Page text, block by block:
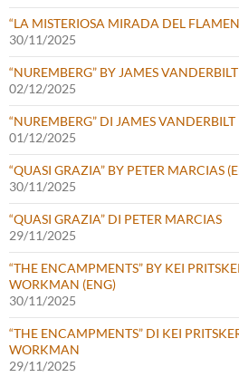
“LA MISTERIOSA MIRADA DEL
30/11/2025
“NUREMBERG” BY JAMES
02/12/2025
“NUREMBERG” DI JAMES VANDERBILT
01/12/2025
“QUASI GRAZIA” BY PETER MARCIAS
30/11/2025
“QUASI GRAZIA” DI PETER MARCIAS
29/11/2025
“THE ENCAMPMENTS” BY KEI
WORKMAN (ENG)
30/11/2025
“THE ENCAMPMENTS” DI KEI
WORKMAN
29/11/2025